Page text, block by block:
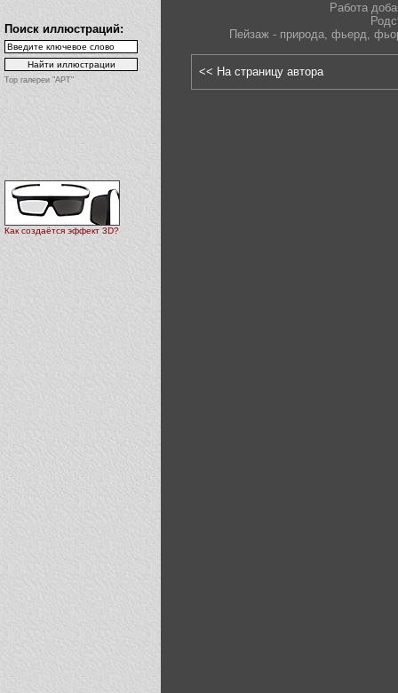
Поиск иллюстраций:
Top галереи "АРТ"
Как создаётся эффект 3D?
Работа
Пейзаж - природа, фьерд,
<< На страницу автора